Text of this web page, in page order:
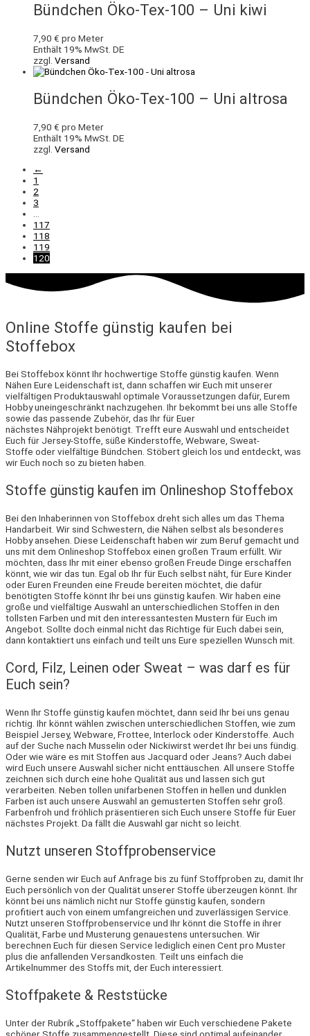
Bündchen Öko-Tex-100 – Uni kiwi
7,90 € pro Meter
Enthält 19% MwSt. DE
zzgl. Versand
Bündchen Öko-Tex-100 – Uni altrosa
7,90 € pro Meter
Enthält 19% MwSt. DE
zzgl. Versand
←
1
2
3
…
117
118
119
120
Online Stoffe günstig kaufen bei
Stoffebox
Bei Stoffebox könnt Ihr hochwertige Stoffe günstig kaufen. Wenn
Nähen Eure Leidenschaft ist, dann schaffen wir Euch mit unserer
vielfältigen Produktauswahl optimale Voraussetzungen dafür, Eurem
Hobby uneingeschränkt nachzugehen. Ihr bekommt bei uns alle Stoffe
sowie das passende Zubehör, das Ihr für Euer
nächstes Nähprojekt benötigt. Trefft eure Auswahl und entscheidet
Euch für Jersey-Stoffe, süße Kinderstoffe, Webware, Sweat-
Stoffe oder vielfältige Bündchen. Stöbert gleich los und entdeckt, was
wir Euch noch so zu bieten haben.
Stoffe günstig kaufen im Onlineshop Stoffebox
Bei den Inhaberinnen von Stoffebox dreht sich alles um das Thema
Handarbeit. Wir sind Schwestern, die Nähen selbst als besonderes
Hobby ansehen. Diese Leidenschaft haben wir zum Beruf gemacht und
uns mit dem Onlineshop Stoffebox einen großen Traum erfüllt. Wir
möchten, dass Ihr mit einer ebenso großen Freude Dinge erschaffen
könnt, wie wir das tun. Egal ob Ihr für Euch selbst näht, für Eure Kinder
oder Euren Freunden eine Freude bereiten möchtet, die dafür
benötigten Stoffe könnt Ihr bei uns günstig kaufen. Wir haben eine
große und vielfältige Auswahl an unterschiedlichen Stoffen in den
tollsten Farben und mit den interessantesten Mustern für Euch im
Angebot. Sollte doch einmal nicht das Richtige für Euch dabei sein,
dann kontaktiert uns einfach und teilt uns Eure speziellen Wunsch mit.
Cord, Filz, Leinen oder Sweat – was darf es für
Euch sein?
Wenn Ihr Stoffe günstig kaufen möchtet, dann seid Ihr bei uns genau
richtig. Ihr könnt wählen zwischen unterschiedlichen Stoffen, wie zum
Beispiel Jersey, Webware, Frottee, Interlock oder Kinderstoffe. Auch
auf der Suche nach Musselin oder Nickiwirst werdet Ihr bei uns fündig.
Oder wie wäre es mit Stoffen aus Jacquard oder Jeans? Auch dabei
wird Euch unsere Auswahl sicher nicht enttäuschen. All unsere Stoffe
zeichnen sich durch eine hohe Qualität aus und lassen sich gut
verarbeiten. Neben tollen unifarbenen Stoffen in hellen und dunklen
Farben ist auch unsere Auswahl an gemusterten Stoffen sehr groß.
Farbenfroh und fröhlich präsentieren sich Euch unsere Stoffe für Euer
nächstes Projekt. Da fällt die Auswahl gar nicht so leicht.
Nutzt unseren Stoffprobenservice
Gerne senden wir Euch auf Anfrage bis zu fünf Stoffproben zu, damit Ihr
Euch persönlich von der Qualität unserer Stoffe überzeugen könnt. Ihr
könnt bei uns nämlich nicht nur Stoffe günstig kaufen, sondern
profitiert auch von einem umfangreichen und zuverlässigen Service.
Nutzt unseren Stoffprobenservice und Ihr könnt die Stoffe in ihrer
Qualität, Farbe und Musterung genauestens untersuchen. Wir
berechnen Euch für diesen Service lediglich einen Cent pro Muster
plus die anfallenden Versandkosten. Teilt uns einfach die
Artikelnummer des Stoffs mit, der Euch interessiert.
Stoffpakete & Reststücke
Unter der Rubrik „Stoffpakete“ haben wir Euch verschiedene Pakete